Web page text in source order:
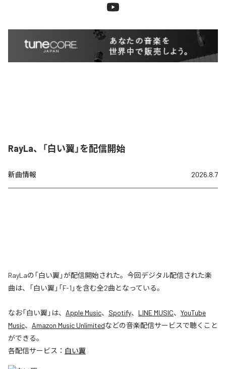
RayLa、「白い翼」を配信開始
新曲情報 2026.8.7
RayLaの「白い翼」が配信開始された。今回デジタル配信された楽
曲は、「白い翼」「F-1」を含む全2曲となっている。
なお「白い翼 」は、 Apple Music、 Spotify、 LINE MUSIC、 YouTube
Music、 Amazon Music Unlimitedなどの音楽配信サービスで聴くこと
ができる。
各配信サービス： 白い翼